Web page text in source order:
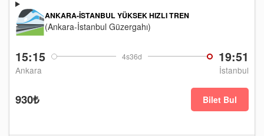
15:15 4s36d 19:51
Ankara İstanbul
ANKARA-İSTANBUL YÜKSEK HIZLI TREN
(Ankara-İstanbul Güzergahı)
930₺ Bilet Bul